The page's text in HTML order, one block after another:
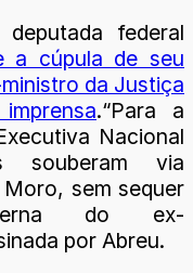
federal
a cúpula de seu
da Justiça
.“Para a
Nacional
souberam via
sem sequer
do ex-
por Abreu.